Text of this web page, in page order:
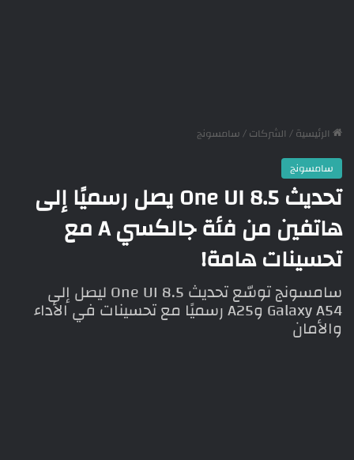
الرئيسية/ الشركات/سامسونج
سامسونج
تحديث One UI 8.5 يصل رسميًا إلى
هاتفين من فئة جالكسي A مع
تحسينات هامة!
سامسونج توسّع تحديث One UI 8.5 ليصل إلى
Galaxy A54 وA25 رسميًا مع تحسينات في الأداء
والأمان